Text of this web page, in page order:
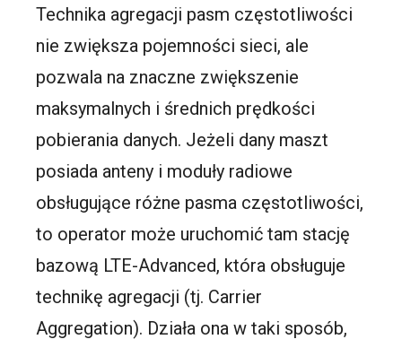
Technika agregacji pasm częstotliwości
nie zwiększa pojemności sieci, ale
pozwala na znaczne zwiększenie
maksymalnych i średnich prędkości
pobierania danych. Jeżeli dany maszt
posiada anteny i moduły radiowe
obsługujące różne pasma częstotliwości,
to operator może uruchomić tam stację
bazową LTE-Advanced, która obsługuje
technikę agregacji (tj. Carrier
Aggregation). Działa ona w taki sposób,